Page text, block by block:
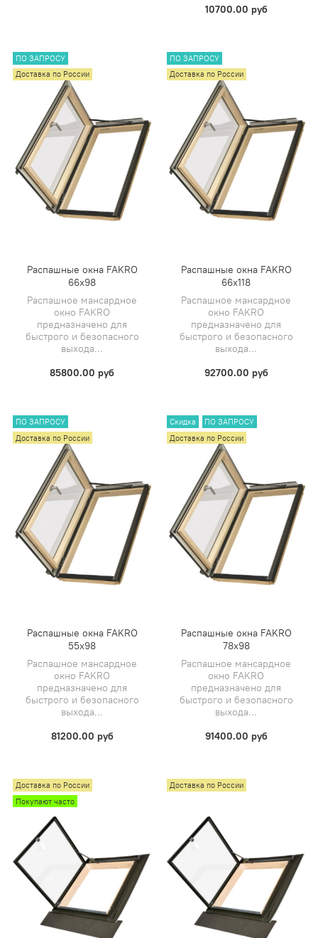
10700.00 руб
ПО ЗАПРОСУ
Доставка по России
Распашные окна FAKRO
66x98
Распашное мансардное
окно FAKRO
предназначено для
быстрого и безопасного
выхода...
85800.00 руб
ПО ЗАПРОСУ
Доставка по России
Распашные окна FAKRO
66x118
Распашное мансардное
окно FAKRO
предназначено для
быстрого и безопасного
выхода...
92700.00 руб
ПО ЗАПРОСУ
Доставка по России
Распашные окна FAKRO
55x98
Распашное мансардное
окно FAKRO
предназначено для
быстрого и безопасного
выхода...
81200.00 руб
Скидка
ПО ЗАПРОСУ
Доставка по России
Распашные окна FAKRO
78x98
Распашное мансардное
окно FAKRO
предназначено для
быстрого и безопасного
выхода...
91400.00 руб
Доставка по России
Покупают часто
Доставка по России